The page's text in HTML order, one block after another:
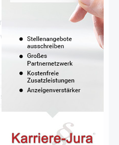
ist